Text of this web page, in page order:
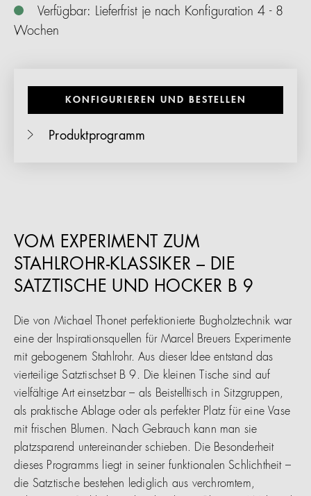
Verfügbar: Lieferfrist je nach Konfiguration 4 - 8
Wochen
KONFIGURIEREN UND BESTELLEN
Produktprogramm
VOM EXPERIMENT ZUM
STAHLROHR-KLASSIKER – DIE
SATZTISCHE UND HOCKER B 9
Die von Michael Thonet perfektionierte Bugholztechnik war
eine der Inspirationsquellen für Marcel Breuers Experimente
mit gebogenem Stahlrohr. Aus dieser Idee entstand das
vierteilige Satztischset B 9. Die kleinen Tische sind auf
vielfältige Art einsetzbar – als Beistelltisch in Sitzgruppen,
als praktische Ablage oder als perfekter Platz für eine Vase
mit frischen Blumen. Nach Gebrauch kann man sie
platzsparend untereinander schieben. Die Besonderheit
dieses Programms liegt in seiner funktionalen Schlichtheit –
die Satztische bestehen lediglich aus verchromtem,